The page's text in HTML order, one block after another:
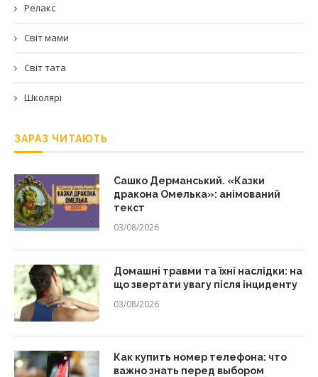
Релакс
Світ мами
Світ тата
Школярі
ЗАРАЗ ЧИТАЮТЬ
Сашко Дерманський. «Казки
дракона Омелька»: анімований
текст
03/08/2026
Домашні травми та їхні наслідки: на
що звертати увагу після інциденту
03/08/2026
Как купить номер телефона: что
важно знать перед выбором